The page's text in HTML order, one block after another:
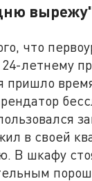
что
летнему
пришло
в своей
В шкафу